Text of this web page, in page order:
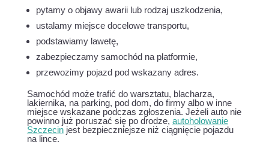
pytamy o objawy awarii lub rodzaj uszkodzenia,
ustalamy miejsce docelowe transportu,
podstawiamy lawetę,
zabezpieczamy samochód na platformie,
przewozimy pojazd pod wskazany adres.
Samochód może trafić do warsztatu, blacharza,
lakiernika, na parking, pod dom, do firmy albo w inne
miejsce wskazane podczas zgłoszenia. Jeżeli auto nie
powinno już poruszać się po drodze, autoholowanie
Szczecinjest bezpieczniejsze niż ciągnięcie pojazdu
na lince.